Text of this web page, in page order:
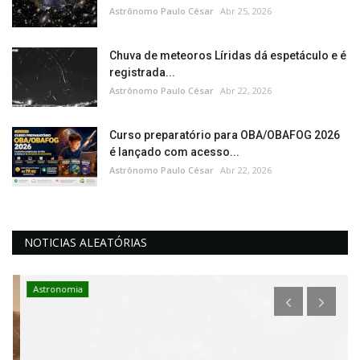
Astrônomo Paulo César Abr 25, 2026
Chuva de meteoros Líridas dá espetáculo e é
registrada...
Astrônomo Paulo César Abr 22, 2026
Curso preparatório para OBA/OBAFOG 2026
é lançado com acesso...
Astrônomo Paulo César Abr 22, 2026
NOTICIAS ALEATÓRIAS
Astronomia